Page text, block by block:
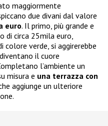
maggiormente
due divani dal valore
euro. Il primo, più grande e
di circa 25mila euro,
colore verde, si aggirerebbe
il cuore
l’ambiente un
misura e una terrazza con
aggiunge un ulteriore